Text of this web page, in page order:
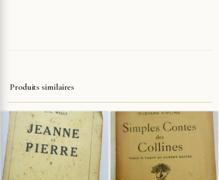
Produits similaires